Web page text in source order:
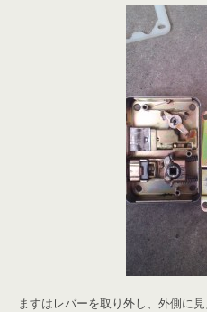
ますはレバーを取り外し、外側に